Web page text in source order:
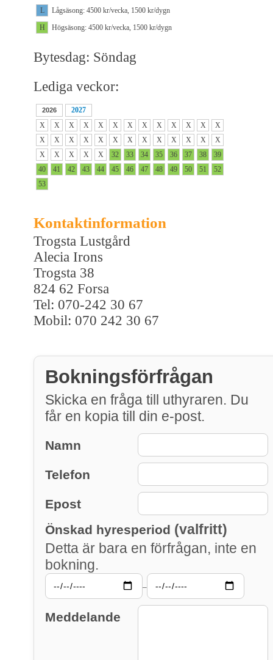
L
Lågsäsong: 4500 kr/vecka, 1500 kr/dygn
H
Högsäsong: 4500 kr/vecka, 1500 kr/dygn
Bytesdag: Söndag
Lediga veckor:
2026
2027
X
X X X X X X X X X X X
X
X
X X X X X X X X X X X
X
X
X X X X 32 33 34 35 36 37 38
39
40
41 42 43 44 45 46 47 48 49 50 51
52
53
Kontaktinformation
Trogsta Lustgård
Alecia Irons
Trogsta 38
824 62 Forsa
Tel: 070-242 30 67
Mobil: 070 242 30 67
Bokningsförfrågan
Skicka en fråga till uthyraren. Du
får en kopia till din e-post.
Namn
Telefon
Epost
Önskad hyresperiod (valfritt)
Detta är bara en förfrågan, inte en
bokning.
–
Meddelande